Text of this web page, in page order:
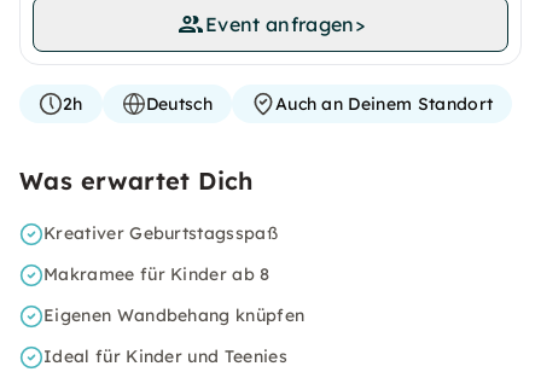
Event anfragen>
2h Deutsch Auch an Deinem Standort
Was erwartet Dich
Kreativer Geburtstagsspaß
Makramee für Kinder ab 8
Eigenen Wandbehang knüpfen
Ideal für Kinder und Teenies